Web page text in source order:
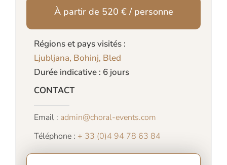
À partir de 520 € / personne
Régions et pays visités :
Ljubljana, Bohinj, Bled
Durée indicative : 6 jours
CONTACT
Email : admin@choral-events.com
Téléphone : + 33 (0)4 94 78 63 84